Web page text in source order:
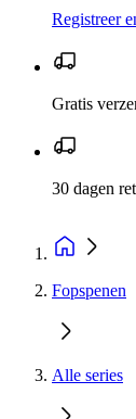
Registreer
Gratis
30 dagen
Fopspenen
Alle series